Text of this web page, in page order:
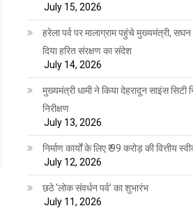
July 15, 2026
हरेला पर्व पर मालाग्राम पहुंचे मुख्यमंत्री,
दिया हरित संरक्षण का संदेश
July 14, 2026
मुख्यमंत्री धामी ने किया देहरादून साइंस सिटी
निरीक्षण
July 13, 2026
निर्माण कार्यों के लिए ₹ 99 करोड़ की वित्तीय
July 12, 2026
छठे ‘लोक संवर्धन पर्व’ का शुभारंभ
July 11, 2026